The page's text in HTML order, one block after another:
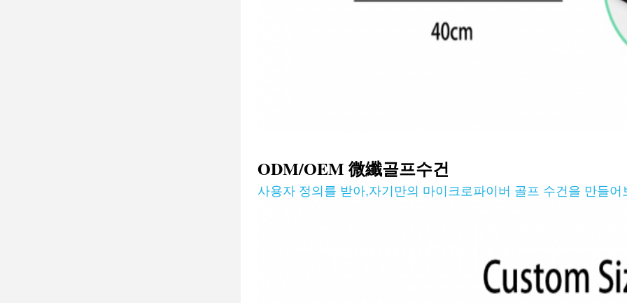
ODM/OEM 微纖골프수건
사용자 정의를 받아,자기만의 마이크로파이버 골프 수건을 만들어